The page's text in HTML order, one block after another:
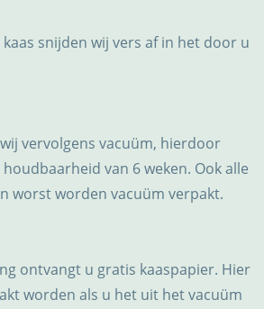
snijden wij vers af in het door u
vervolgens vacuüm, hierdoor
van 6 weken. Ook alle
worst worden vacuüm verpakt.
ontvangt u gratis kaaspapier. Hier
worden als u het uit het vacuüm